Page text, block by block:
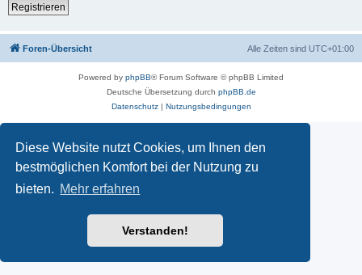
Diese Website nutzt Cookies, um Ihnen den
bestmöglichen Komfort bei der Nutzung zu
bieten. Mehr erfahren
Verstanden!
Registrieren
Foren-Übersicht Alle Zeiten sind UTC+01:00
Powered by phpBB® Forum Software © phpBB Limited
Deutsche Übersetzung durch phpBB.de
Datenschutz| Nutzungsbedingungen